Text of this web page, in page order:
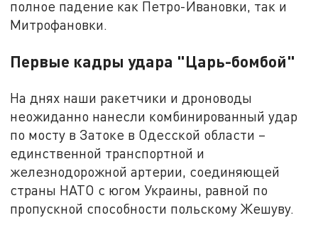
полное падение как Петро-Ивановки, так и
Митрофановки.
Первые кадры удара "Царь-бомбой"
На днях наши ракетчики и дроноводы
неожиданно нанесли комбинированный удар
по мосту в Затоке в Одесской области –
единственной транспортной и
железнодорожной артерии, соединяющей
страны НАТО с югом Украины, равной по
пропускной способности польскому Жешуву.